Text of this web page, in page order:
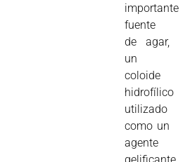
importante
fuente
de agar,
un
coloide
hidrofílico
utilizado
como un
agente